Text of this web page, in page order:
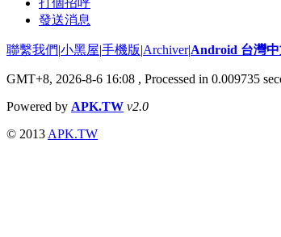
發送消息
聯繫我們|小黑屋|手機版|Archiver|Android 台灣中
GMT+8, 2026-8-6 16:08 , Processed in 0.009735
Powered by APK.TW v2.0
© 2013 APK.TW